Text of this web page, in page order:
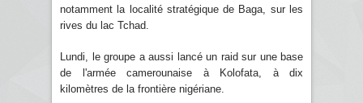
notamment la localité stratégique de Baga, sur les
rives du lac Tchad.
Lundi, le groupe a aussi lancé un raid sur une base
de l'armée camerounaise à Kolofata, à dix
kilomètres de la frontière nigériane.